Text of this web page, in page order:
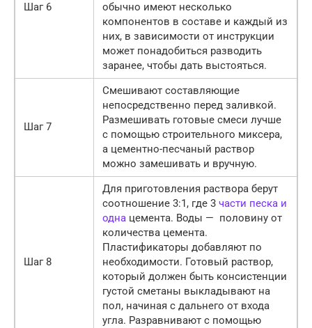
Шаг 6
обычно имеют несколько
компонентов в составе и каждый из
них, в зависимости от инструкции
может понадобиться разводить
заранее, чтобы дать выстояться.
Шаг 7
Смешивают составляющие
непосредственно перед заливкой.
Размешивать готовые смеси лучше
с помощью строительного миксера,
а цементно-песчаный раствор
можно замешивать и вручную.
Шаг 8
Для приготовления раствора берут
соотношение 3:1, где 3 части песка и
одна цемента. Воды — половину от
количества цемента.
Пластификаторы добавляют по
необходимости. Готовый раствор,
который должен быть консистенции
густой сметаны выкладывают на
пол, начиная с дальнего от входа
угла. Разравнивают с помощью